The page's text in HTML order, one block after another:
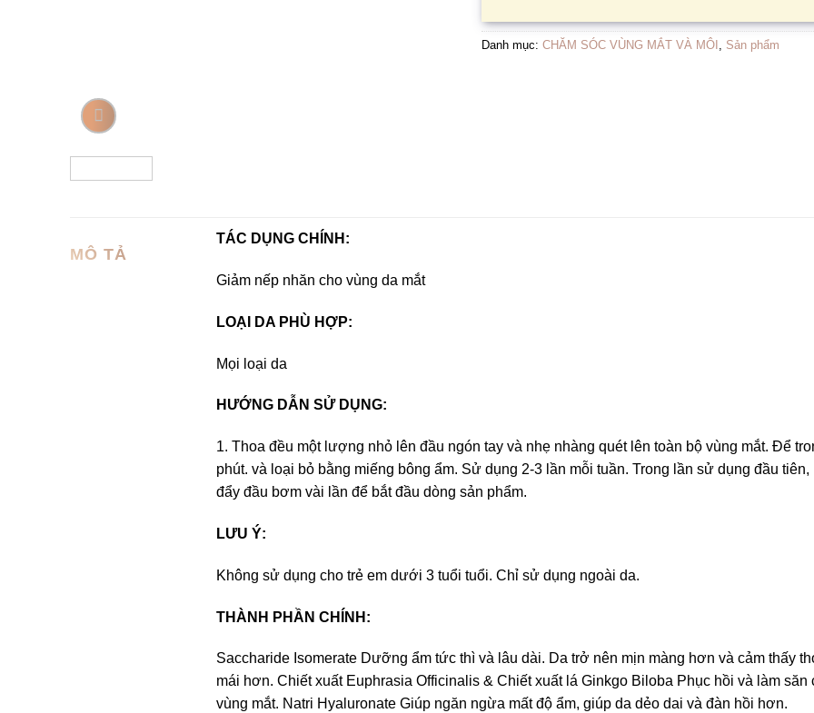
Danh mục:CHĂM SÓC VÙNG MẮT VÀ MÔI , Sản phẩm
MÔ TẢ
TÁC DỤNG CHÍNH:
Giảm nếp nhăn cho vùng da mắt
LOẠI DA PHÙ HỢP:
Mọi loại da
HƯỚNG DẪN SỬ DỤNG:
1. Thoa đều một lượng nhỏ lên đầu ngón tay và nhẹ nhàng quét lên toàn bộ vùng mắt. Để
phút. và loại bỏ bằng miếng bông ẩm. Sử dụng 2-3 lần mỗi tuần. Trong lần sử dụng đầu tiên,
đẩy đầu bơm vài lần để bắt đầu dòng sản phẩm.
LƯU Ý:
Không sử dụng cho trẻ em dưới 3 tuổi tuổi. Chỉ sử dụng ngoài da.
THÀNH PHẦN CHÍNH:
Saccharide Isomerate Dưỡng ẩm tức thì và lâu dài. Da trở nên mịn màng hơn và cảm thấy
mái hơn. Chiết xuất Euphrasia Officinalis & Chiết xuất lá Ginkgo Biloba Phục hồi và làm săn
vùng mắt. Natri Hyaluronate Giúp ngăn ngừa mất độ ẩm, giúp da dẻo dai và đàn hồi hơn.